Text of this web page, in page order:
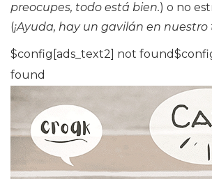
preocupes, todo está bien.) o no
(¡Ayuda, hay un gavilán en
$config[ads_text2] not
found